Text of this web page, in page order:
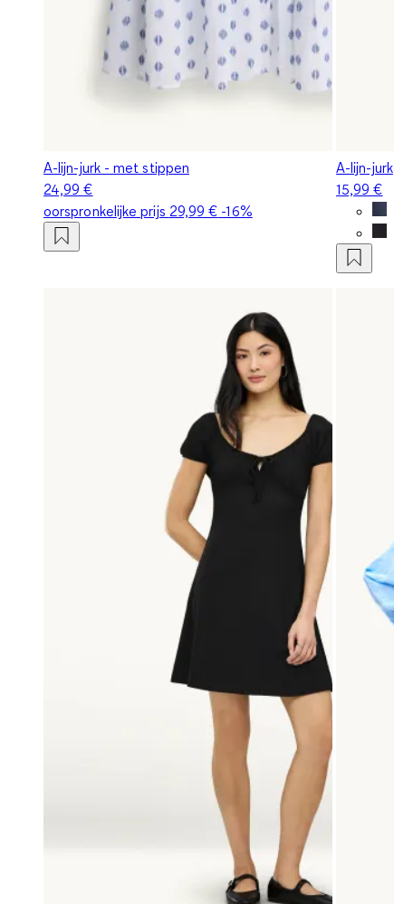
A-lijn-jurk - met stippen
24,99 €
oorspronkelijke prijs 29,99 € -16%
A-lijn-jurk
15,99 €